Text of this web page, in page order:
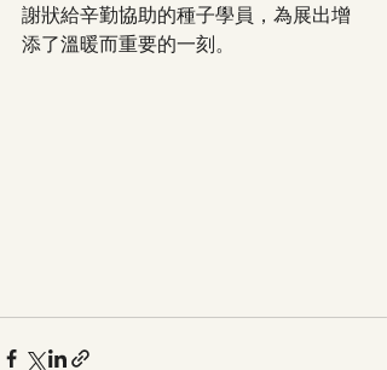
謝狀給辛勤協助的種子學員，為展出增
添了溫暖而重要的一刻。